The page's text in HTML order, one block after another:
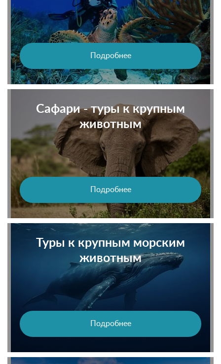
Подробнее
Сафари - туры к крупным
животным
Подробнее
Туры к крупным морским
животным
Подробнее